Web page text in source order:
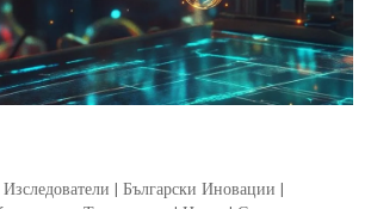
| Български Иновации |